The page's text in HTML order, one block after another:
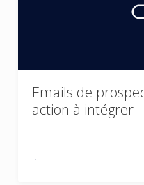
Emails de
action à intégrer